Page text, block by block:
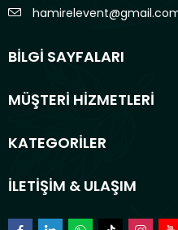
BİLGİ SAYFALARI
MÜŞTERİ HİZMETLERİ
KATEGORİLER
İLETİŞİM & ULAŞIM